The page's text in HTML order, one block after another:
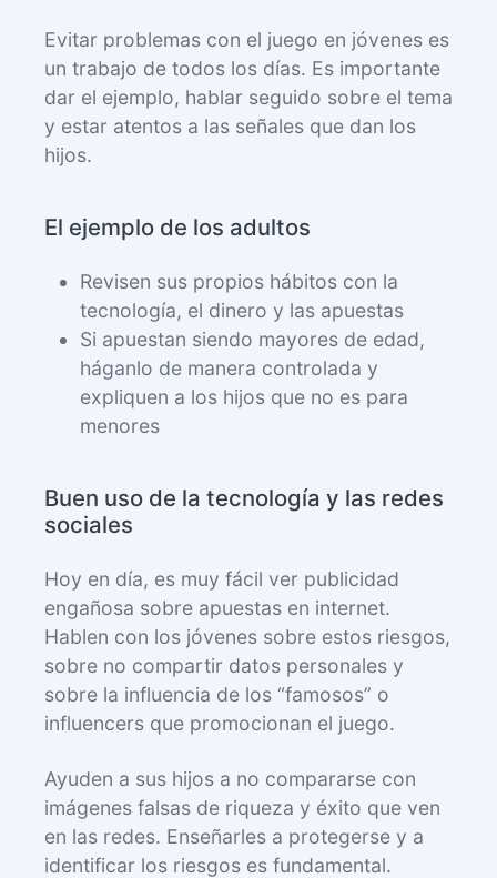
Evitar problemas con el juego en jóvenes es
un trabajo de todos los días. Es importante
dar el ejemplo, hablar seguido sobre el tema
y estar atentos a las señales que dan los
hijos.
El ejemplo de los adultos
Revisen sus propios hábitos con la
tecnología, el dinero y las apuestas
Si apuestan siendo mayores de edad,
háganlo de manera controlada y
expliquen a los hijos que no es para
menores
Buen uso de la tecnología y las redes
sociales
Hoy en día, es muy fácil ver publicidad
engañosa sobre apuestas en internet.
Hablen con los jóvenes sobre estos riesgos,
sobre no compartir datos personales y
sobre la influencia de los “famosos” o
influencers que promocionan el juego.
Ayuden a sus hijos a no compararse con
imágenes falsas de riqueza y éxito que ven
en las redes. Enseñarles a protegerse y a
identificar los riesgos es fundamental.